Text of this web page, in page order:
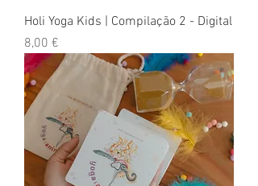
Holi Yoga Kids | Compilação 2 - Digital
Preço
8,00 €